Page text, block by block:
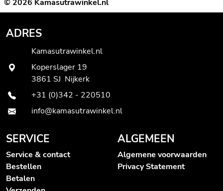
© 2026 Kamasutrawinkel.nl
ADRES
Kamasutrawinkel.nl
Koperslager 19
3861 SJ Nijkerk
+31 (0)342 - 220510
info@kamasutrawinkel.nl
SERVICE
Service & contact
Bestellen
Betalen
ALGEMEEN
Algemene voorwaarden
Privacy Statement